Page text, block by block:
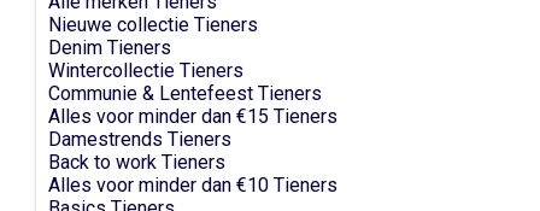
Nieuwe collectie Tieners
Denim Tieners
Wintercollectie Tieners
Communie & Lentefeest Tieners
Alles voor minder dan €15 Tieners
Damestrends Tieners
Back to work Tieners
Alles voor minder dan €10 Tieners